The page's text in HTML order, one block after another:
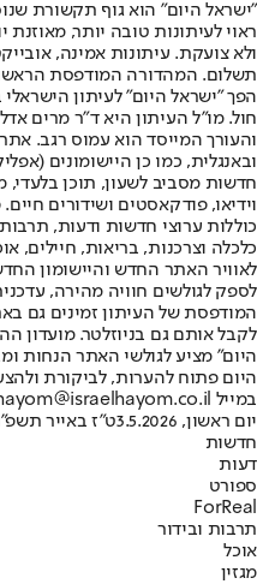
"ישראל היום" הוא גוף תקשורת
ראוי לעיתונות טובה יותר,
ולא צועקת. עיתונות אמינה,
הפך "ישראל היום" לעיתון
חול. מו"ל העיתון היא ד"ר מרים
והעורך המייסד הוא עמוס רגב.
חדשות מסביב לשעון, תוכן בלעדי,
וידיאו, פודקאסטים ושידורים
כוללות ערוצי חדשות ודעות, תרבות
לאוויר האתר החדש והיישומון
לספק לגולשים חוויה מהירה,
המודפסת של העיתון זמינים גם
לקבל אותם גם בניוזלטר. מועדון
היום" מציע לגולשי האתר הנחות
היום פתוח להערות, לביקורת
במייל hayom@israelhayom.co.il.
יום ראשון, 3.5.2026
ט"ז באייר
חדשות
דעות
ספורט
ForReal
תרבות ובידור
אוכל
מגזין